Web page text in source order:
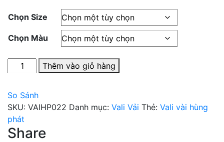
Chọn Size
Chọn Màu
vải
Phát
022
số
lượng
Thêm vào giỏ hàng
So Sánh
SKU: VAIHP022 Danh mục: Vali Vải Thẻ: Vali vài hùng
phát
Share